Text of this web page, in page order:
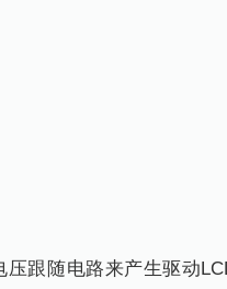
跟随电路来产生驱动